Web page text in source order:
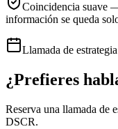
Coincidencia suave
información se queda
Llamada de
¿Prefieres
Reserva una llamada de
DSCR.